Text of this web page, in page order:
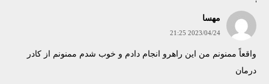
مهسا
2023/04/24 21:25
واقعاً ممنونم من این راهرو انجام دادم و خوب شدم ممنونم از کادر
درمان